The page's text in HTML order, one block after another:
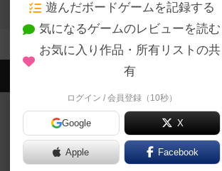
1 1
会員の新しい投稿
ルール/インスト
マーケットフレッシュ
目的あなたの店先に農産物
重ねて在庫を最大化し、競合
約3時間前by jurong
遊んだボードゲームを記録する
気になるゲームのレビューを読む
お気に入り作品・所有リストの共
有
ログイン / 会員登録（10秒）
Google X
Apple Facebook